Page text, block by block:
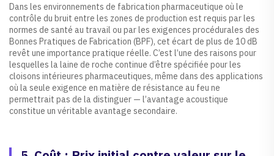
Dans les environnements de fabrication pharmaceutique où le
contrôle du bruit entre les zones de production est requis par les
normes de santé au travail ou par les exigences procédurales des
Bonnes Pratiques de Fabrication (BPF), cet écart de plus de 10 dB
revêt une importance pratique réelle. C’est l’une des raisons pour
lesquelles la laine de roche continue d’être spécifiée pour les
cloisons intérieures pharmaceutiques, même dans des applications
où la seule exigence en matière de résistance au feu ne
permettrait pas de la distinguer — l’avantage acoustique
constitue un véritable avantage secondaire.